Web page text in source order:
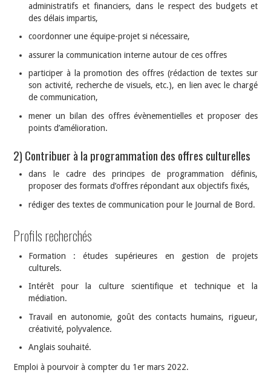
administratifs et financiers, dans le respect des budgets et
des délais impartis,
coordonner une équipe-projet si nécessaire,
assurer la communication interne autour de ces offres
participer à la promotion des offres (rédaction de textes sur
son activité, recherche de visuels, etc.), en lien avec le chargé
de communication,
mener un bilan des offres évènementielles et proposer des
points d’amélioration.
2) Contribuer à la programmation des offres culturelles
dans le cadre des principes de programmation définis,
proposer des formats d’offres répondant aux objectifs fixés,
rédiger des textes de communication pour le Journal de Bord.
Profils recherchés
Formation : études supérieures en gestion de projets
culturels.
Intérêt pour la culture scientifique et technique et la
médiation.
Travail en autonomie, goût des contacts humains, rigueur,
créativité, polyvalence.
Anglais souhaité.
Emploi à pourvoir à compter du 1er mars 2022.